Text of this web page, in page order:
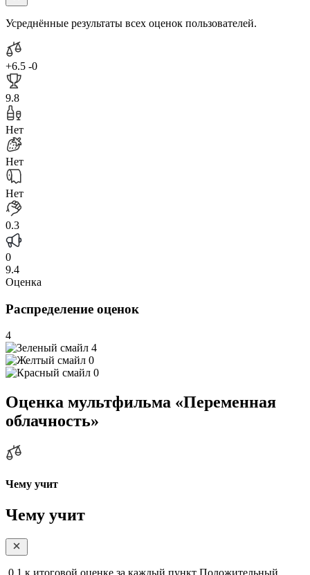
Усреднённые результаты всех оценок пользователей.
+6.5 -0
9.8
Нет
Нет
Нет
0.3
0
9.4
Оценка
Распределение оценок
4
4
0
0
Оценка мультфильма «Переменная
облачность»
Чему учит
Чему учит
0,1 к итоговой оценке за каждый пункт Положительный